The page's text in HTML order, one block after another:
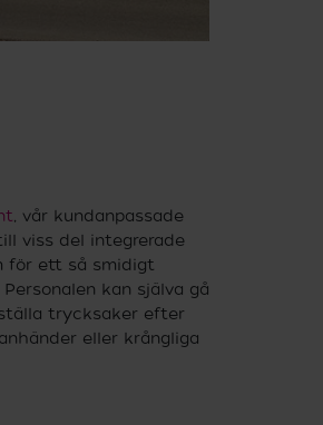
, vår kundanpassade
viss del integrerade
för ett så smidigt
kan själva gå
trycksaker efter
eller krångliga